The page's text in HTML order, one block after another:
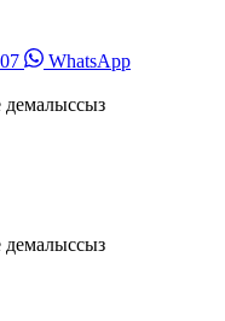
WhatsApp
демалыссыз
демалыссыз